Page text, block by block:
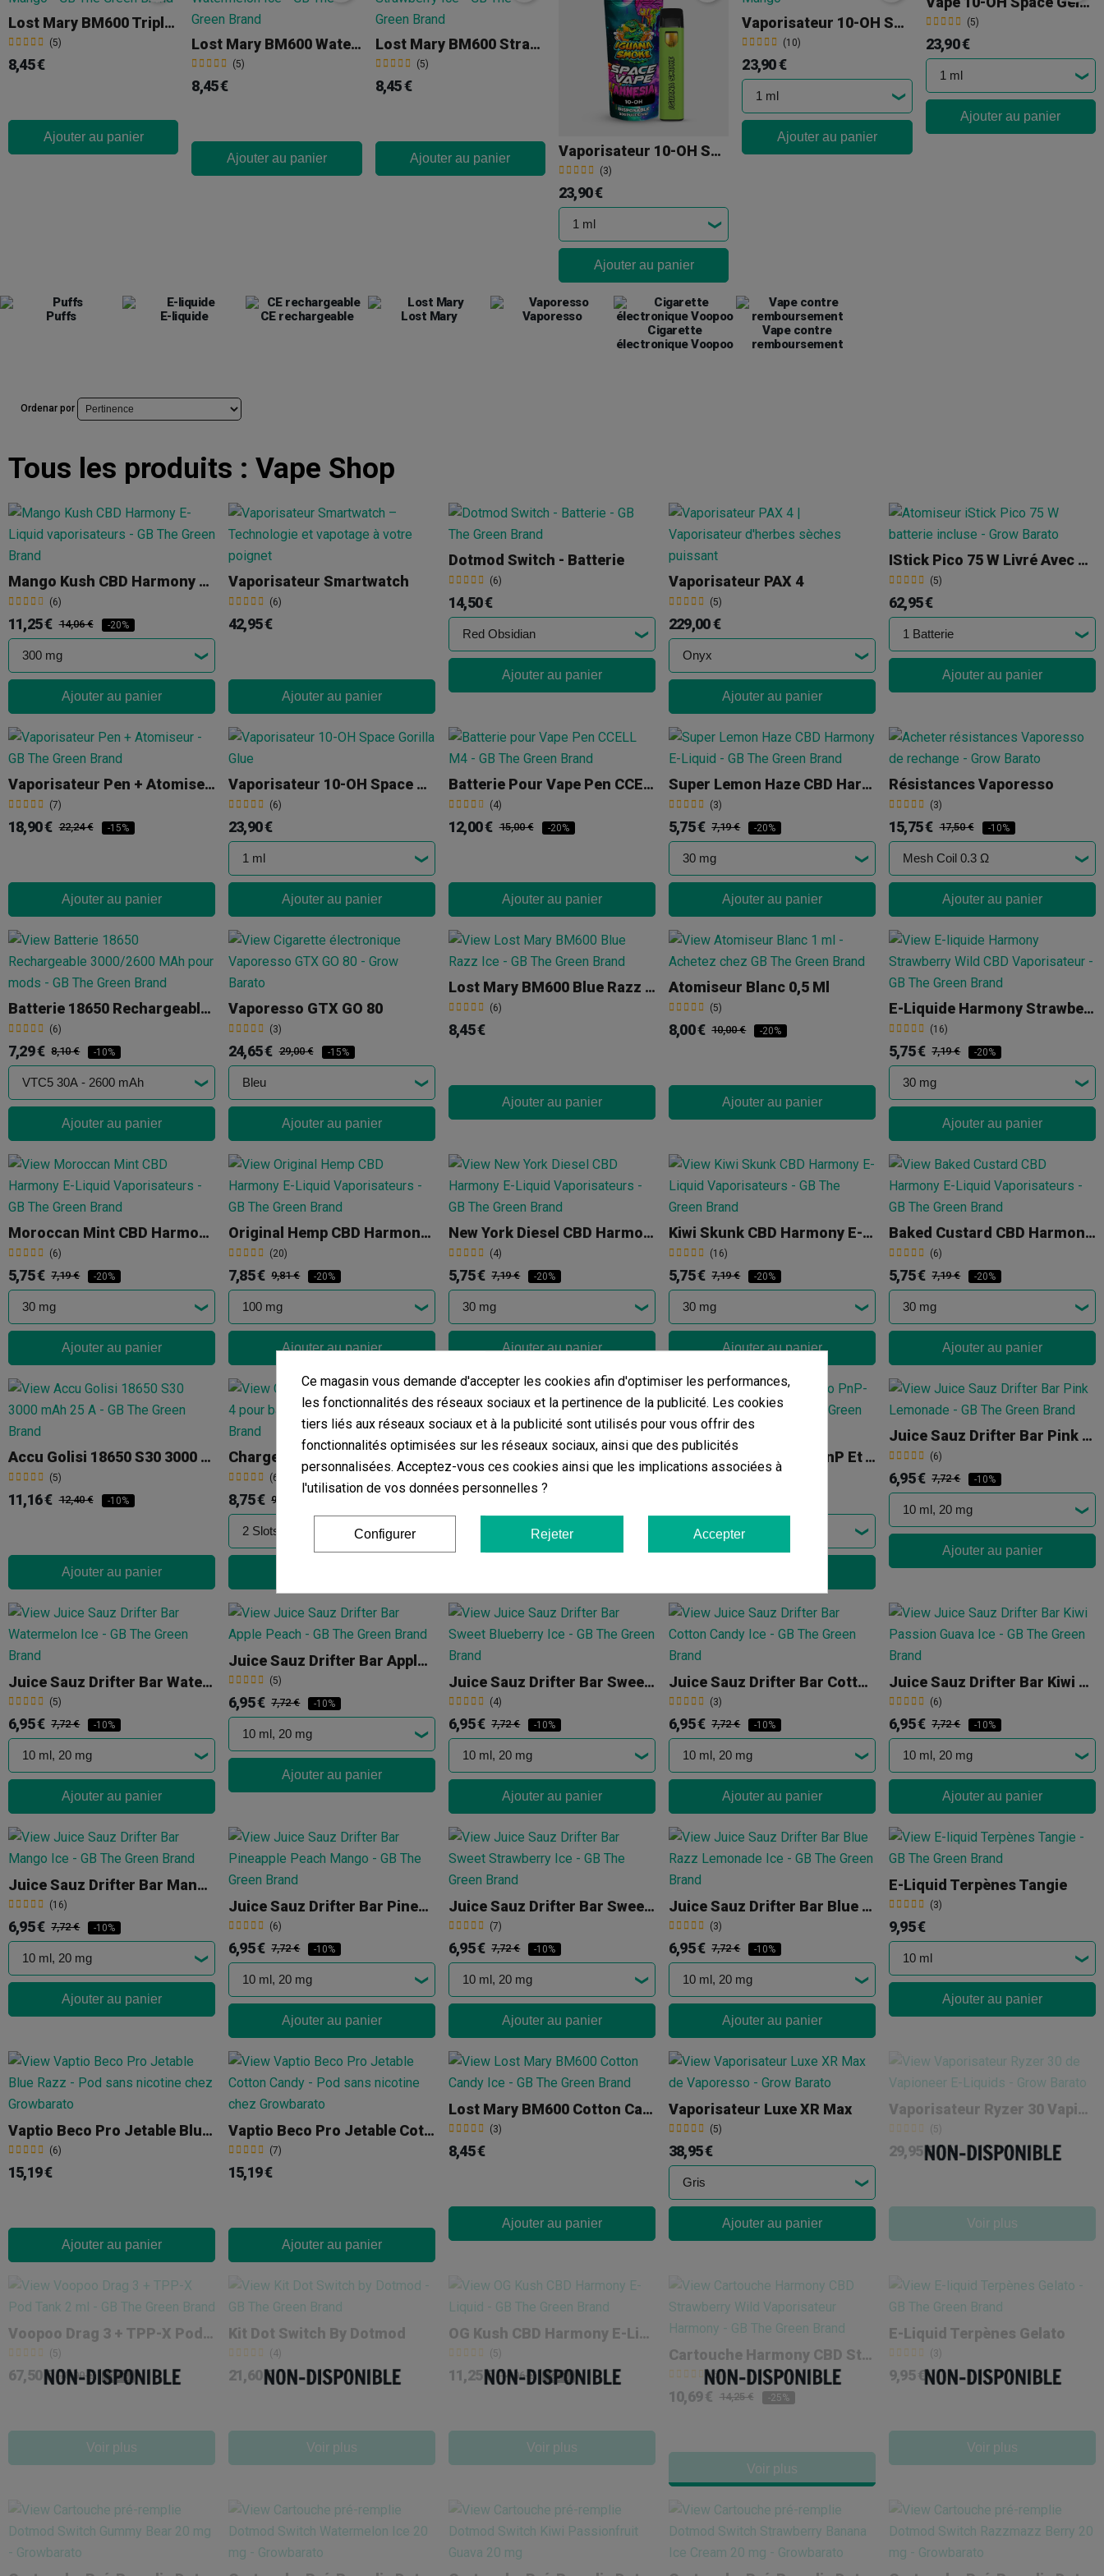
Lost Mary BM600 Triple Mango
(5)
8,45 €
Ajouter au panier
Lost Mary BM600 Watermelon Ice
(5)
8,45 €
Ajouter au panier
Lost Mary BM600 Strawberry Ice
(5)
8,45 €
Ajouter au panier Vaporisateur 10-OH Space Amnesia
(3)
23,90 €
Ajouter au panier
Vaporisateur 10-OH Space Mango
(10)
23,90 €
Ajouter au panier
(5)
23,90 €
Ajouter au panier
Puffs E-liquide CE rechargeable Lost Mary
Vaporesso
Cigarette
électronique Voopoo
Vape contre
remboursement
Ordenar por
Tous les produits : Vape Shop
Mango Kush CBD Harmony E-Liquid
(6)
11,25 € 14,06 € -20%
Ajouter au panier
Vaporisateur Smartwatch
(6)
42,95 €
Ajouter au panier
Dotmod Switch - Batterie
(6)
14,50 €
Ajouter au panier
Vaporisateur PAX 4
(5)
229,00 €
Ajouter au panier
IStick Pico 75 W Livré Avec Batterie
(5)
62,95 €
Ajouter au panier
Vaporisateur Pen + Atomiseur
(7)
18,90 € 22,24 € -15%
Ajouter au panier
Vaporisateur 10-OH Space Gorilla Glue
(6)
23,90 €
Ajouter au panier
Batterie Pour Vape Pen CCELL M4
(4)
12,00 € 15,00 € -20%
Ajouter au panier
Super Lemon Haze CBD Harmony E-Liquid
(3)
5,75 € 7,19 € -20%
Ajouter au panier
Résistances Vaporesso
(3)
15,75 € 17,50 € -10%
Ajouter au panier
Batterie 18650 Rechargeable 3000/2600 MAh
(6)
7,29 € 8,10 € -10%
Ajouter au panier
Vaporesso GTX GO 80
(3)
24,65 € 29,00 € -15%
Ajouter au panier
Lost Mary BM600 Blue Razz Ice
(6)
8,45 €
Ajouter au panier
Atomiseur Blanc 0,5 Ml
(5)
8,00 € 10,00 € -20%
Ajouter au panier
E-Liquide Harmony Strawberry Wild CBD
(16)
5,75 € 7,19 € -20%
Ajouter au panier
Moroccan Mint CBD Harmony E-Liquid
(6)
5,75 € 7,19 € -20%
Ajouter au panier
Original Hemp CBD Harmony E-Liquid
(20)
7,85 € 9,81 € -20%
Ajouter au panier
New York Diesel CBD Harmony E-Liquid
(4)
5,75 € 7,19 € -20%
Ajouter au panier
Kiwi Skunk CBD Harmony E-Liquid
(16)
5,75 € 7,19 € -20%
Ajouter au panier
Baked Custard CBD Harmony E-Liquid
(6)
5,75 € 7,19 € -20%
Ajouter au panier
Accu Golisi 18650 S30 3000 MAh 25 A
(5)
11,16 € 12,40 € -10%
Ajouter au panier
Chargeur Golisi Needle 2 Et 4
(6)
8,75 € 9,72 €
Pinces Avec Pointe En Céramique Vaper Tweezer V3
4,50 €
Résistances Voopoo PnP Et TPP
Juice Sauz Drifter Bar Pink Lemonade
(6)
6,95 € 7,72 € -10%
Ajouter au panier
Juice Sauz Drifter Bar Watermelon Ice
(5)
6,95 € 7,72 € -10%
Ajouter au panier
Juice Sauz Drifter Bar Apple Peach
(5)
6,95 € 7,72 € -10%
Ajouter au panier
Juice Sauz Drifter Bar Sweet Blueberry Ice
(4)
6,95 € 7,72 € -10%
Ajouter au panier
Juice Sauz Drifter Bar Cotton Candy Ice
(3)
6,95 € 7,72 € -10%
Ajouter au panier
Juice Sauz Drifter Bar Kiwi Passion Guava Ice
(6)
6,95 € 7,72 € -10%
Ajouter au panier
Juice Sauz Drifter Bar Mango Ice
(16)
6,95 € 7,72 € -10%
Ajouter au panier
Juice Sauz Drifter Bar Pineapple Peach Mango
(6)
6,95 € 7,72 € -10%
Ajouter au panier
Juice Sauz Drifter Bar Sweet Strawberry Ice
(7)
6,95 € 7,72 € -10%
Ajouter au panier
Juice Sauz Drifter Bar Blue Razz Lemonade Ice
(3)
6,95 € 7,72 € -10%
Ajouter au panier
E-Liquid Terpènes Tangie
(3)
9,95 €
Ajouter au panier
Vaptio Beco Pro Jetable Blue Razz
(6)
15,19 €
Ajouter au panier
Vaptio Beco Pro Jetable Cotton Candy
(7)
15,19 €
Ajouter au panier
Lost Mary BM600 Cotton Candy Ice
(3)
8,45 €
Ajouter au panier
Vaporisateur Luxe XR Max
(5)
38,95 €
Ajouter au panier
Vaporisateur Ryzer 30 Vapioneer
(5)
29,95 €
Voir plus
Voopoo Drag 3 + TPP-X Pod Tank 2 Ml
(5)
67,50 € 75,00 € -10%
Voir plus
Kit Dot Switch By Dotmod
(4)
21,60 €
Voir plus
OG Kush CBD Harmony E-Liquid
(5)
11,25 € 14,06 € -20%
Voir plus
Cartouche Harmony CBD Strawberry Wild
(6)
10,69 € 14,25 € -25%
Voir plus
E-Liquid Terpènes Gelato
(3)
9,95 €
Voir plus
Ce magasin vous demande d'accepter les cookies afin d'optimiser les performances,
les fonctionnalités des réseaux sociaux et la pertinence de la publicité. Les cookies
tiers liés aux réseaux sociaux et à la publicité sont utilisés pour vous offrir des
fonctionnalités optimisées sur les réseaux sociaux, ainsi que des publicités
personnalisées. Acceptez-vous ces cookies ainsi que les implications associées à
l'utilisation de vos données personnelles ?
Configurer Rejeter Accepter